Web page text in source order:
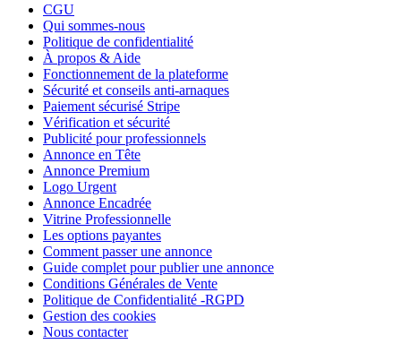
CGU
Qui sommes-nous
Politique de confidentialité
À propos & Aide
Fonctionnement de la plateforme
Sécurité et conseils anti-arnaques
Paiement sécurisé Stripe
Vérification et sécurité
Publicité pour professionnels
Annonce en Tête
Annonce Premium
Logo Urgent
Annonce Encadrée
Vitrine Professionnelle
Les options payantes
Comment passer une annonce
Guide complet pour publier une annonce
Conditions Générales de Vente
Politique de Confidentialité -RGPD
Gestion des cookies
Nous contacter